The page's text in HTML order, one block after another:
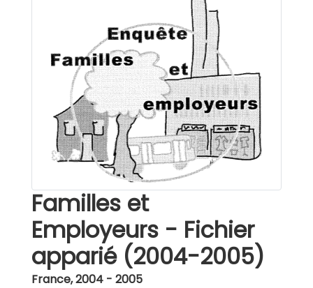
Familles et
Employeurs - Fichier
apparié (2004-2005)
France,2004 - 2005